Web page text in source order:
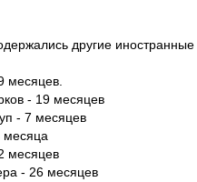
другие иностранные
месяцев.
- 19 месяцев
- 7 месяцев
месяцев
- 26 месяцев